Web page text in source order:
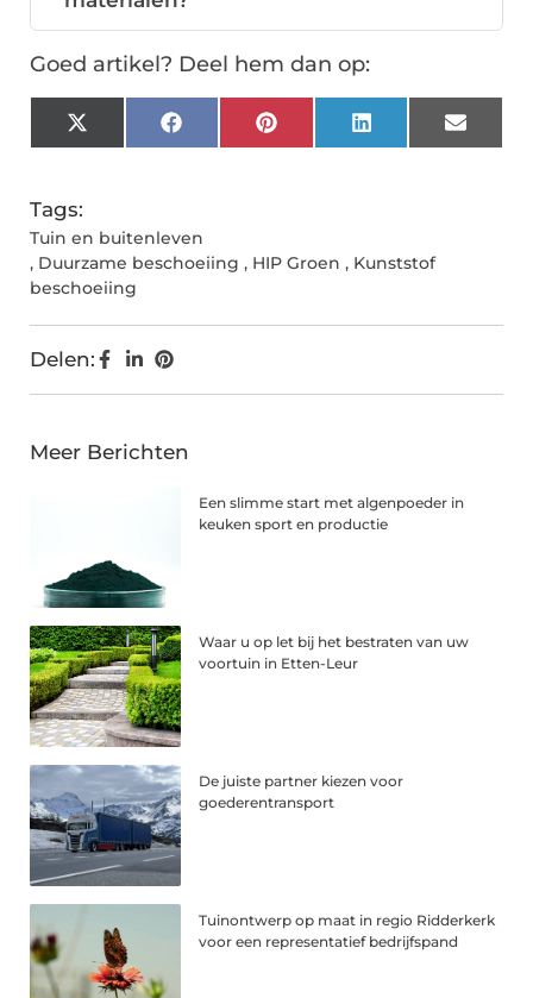
Goed artikel? Deel hem dan op:
X
(Twitter)
FacebookPinterestLinkedInEmail
Tags:
Tuin en buitenleven
, Duurzame beschoeiing , HIP Groen , Kunststof
beschoeiing
Delen:
Meer Berichten
Een slimme start met algenpoeder in
keuken sport en productie
Waar u op let bij het bestraten van uw
voortuin in Etten-Leur
De juiste partner kiezen voor
goederentransport
Tuinontwerp op maat in regio Ridderkerk
voor een representatief bedrijfspand